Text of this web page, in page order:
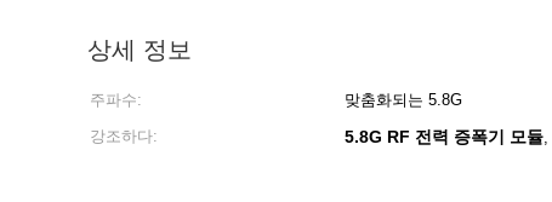
상세 정보
주파수: 맞춤화되는 5.8G
강조하다:
5.8G RF 전력 증폭기 모듈,